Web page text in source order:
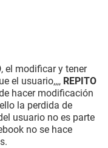
, el modificar y tener
el usuario,,,, REPITO
hacer modificación
la perdida de
usuario no es parte
no se hace